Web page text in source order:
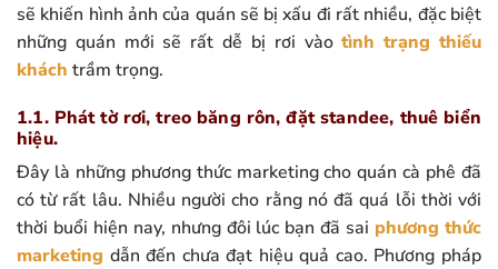
sẽ khiến hình ảnh của quán sẽ bị xấu đi rất nhiều, đặc biệt
những quán mới sẽ rất dễ bị rơi vàotình trạng thiếu
khách trầm trọng.
1.1. Phát tờ rơi, treo băng rôn, đặt standee, thuê biển
hiệu.
Đây là những phương thức marketing cho quán cà phê đã
có từ rất lâu. Nhiều người cho rằng nó đã quá lỗi thời với
thời buổi hiện nay, nhưng đôi lúc bạn đã sai phương thức
marketing dẫn đến chưa đạt hiệu quả cao. Phương pháp